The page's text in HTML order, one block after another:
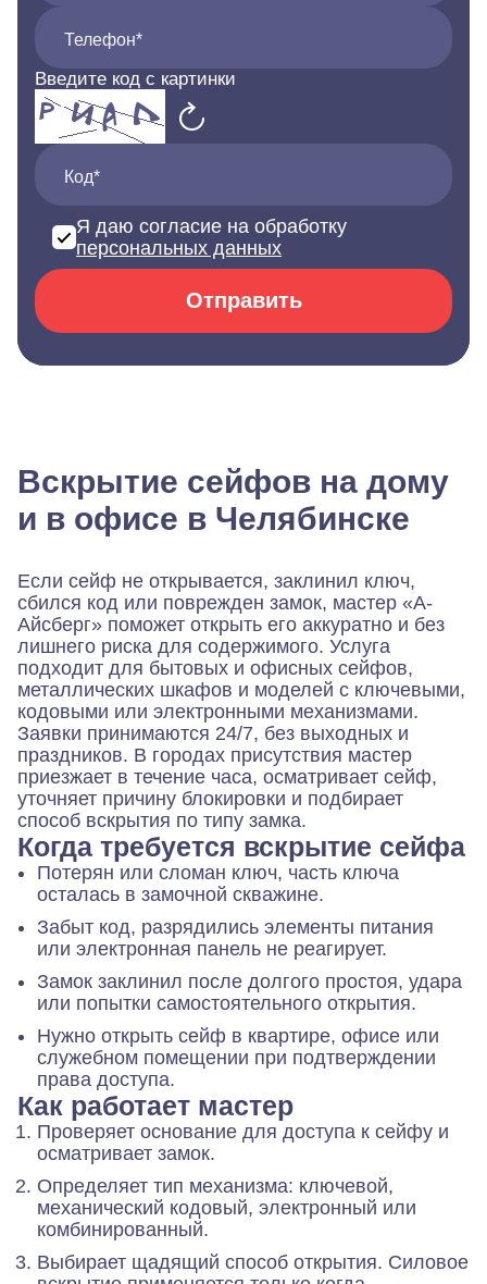
Телефон*
Введите код с картинки
Код*
Я даю согласие на обработку
персональных данных
Отправить
Вскрытие сейфов на дому
и в офисе в Челябинске
Если сейф не открывается, заклинил ключ,
сбился код или поврежден замок, мастер «А-
Айсберг» поможет открыть его аккуратно и без
лишнего риска для содержимого. Услуга
подходит для бытовых и офисных сейфов,
металлических шкафов и моделей с ключевыми,
кодовыми или электронными механизмами.
Заявки принимаются 24/7, без выходных и
праздников. В городах присутствия мастер
приезжает в течение часа, осматривает сейф,
уточняет причину блокировки и подбирает
способ вскрытия по типу замка.
Когда требуется вскрытие сейфа
Потерян или сломан ключ, часть ключа
осталась в замочной скважине.
Забыт код, разрядились элементы питания
или электронная панель не реагирует.
Замок заклинил после долгого простоя, удара
или попытки самостоятельного открытия.
Нужно открыть сейф в квартире, офисе или
служебном помещении при подтверждении
права доступа.
Как работает мастер
Проверяет основание для доступа к сейфу и
осматривает замок.
Определяет тип механизма: ключевой,
механический кодовый, электронный или
комбинированный.
Выбирает щадящий способ открытия. Силовое